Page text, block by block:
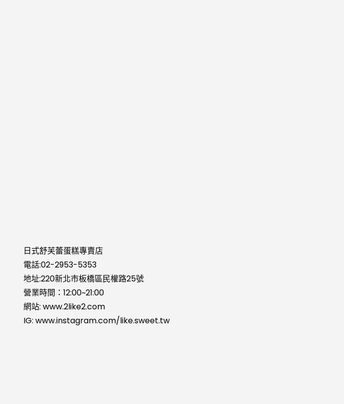
日式舒芙蕾蛋糕專賣店
電話:02-2953-5353
地址:220新北市板橋區民權路25號
營業時間：12:00~21:00
網站: www.2like2.com
IG: www.instagram.com/like.sweet.tw